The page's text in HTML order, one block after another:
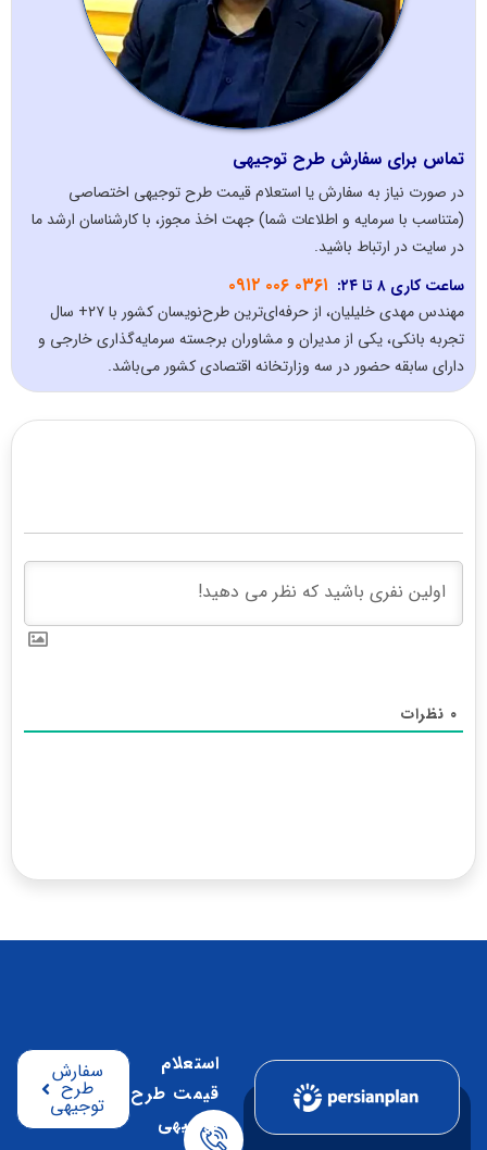
تماس برای سفارش طرح توجیهی
در صورت نیاز به سفارش یا استعلام قیمت طرح توجیهی اختصاصی
(متناسب با سرمایه و اطلاعات شما) جهت اخذ مجوز، با کارشناسان ارشد ما
در سایت در ارتباط باشید.
ساعت کاری ۸ تا ۲۴:
۰۳۶۱ ۰۰۶ ۰۹۱۲
مهندس مهدی خلیلیان، از حرفه‌ای‌ترین طرح‌نویسان کشور با ۲۷+ سال
تجربه بانکی، یکی از مدیران و مشاوران برجسته سرمایه‌گذاری خارجی و
دارای سابقه حضور در سه وزارتخانه اقتصادی کشور می‌باشد.
نظرات
استعلام
قیمت طرح
توجیهی
سفارش
طرح
توجیهی